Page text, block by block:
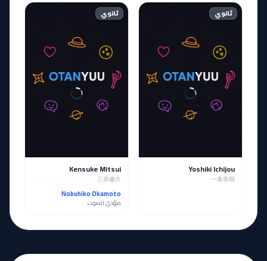
ثانوي
Yoshiki Ichijou
一条良樹
ثانوي
Kensuke Mitsui
三井健介
Nobuhiko Okamoto
مؤدي الصوت